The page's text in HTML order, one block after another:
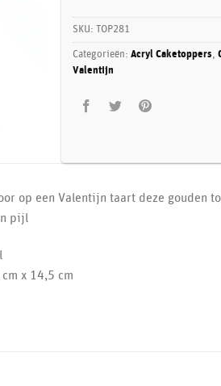
SKU: TOP281
Categorieën: Acryl Caketoppers,
Valentijn
op een Valentijn taart deze gouden
pijl
x 14,5 cm